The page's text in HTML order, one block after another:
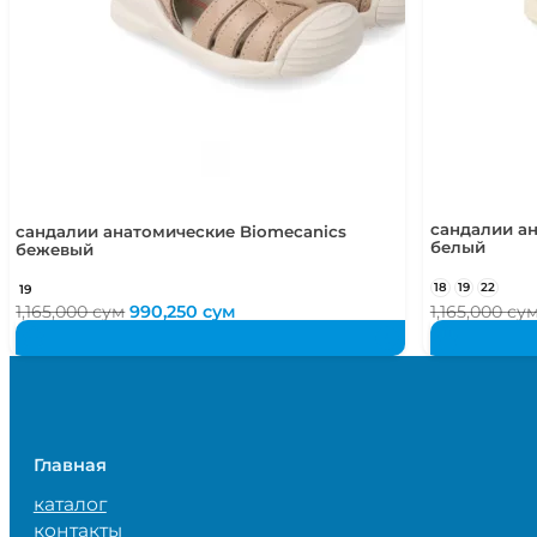
сандалии анатомические Biomecanics
бежевый
19
1,165,000сум Первоначальная
цена
1,165,000 сум.
990,250сум
цена:
сандалии
белый
18 19 22
1,165,000
Главная
каталог
контакты